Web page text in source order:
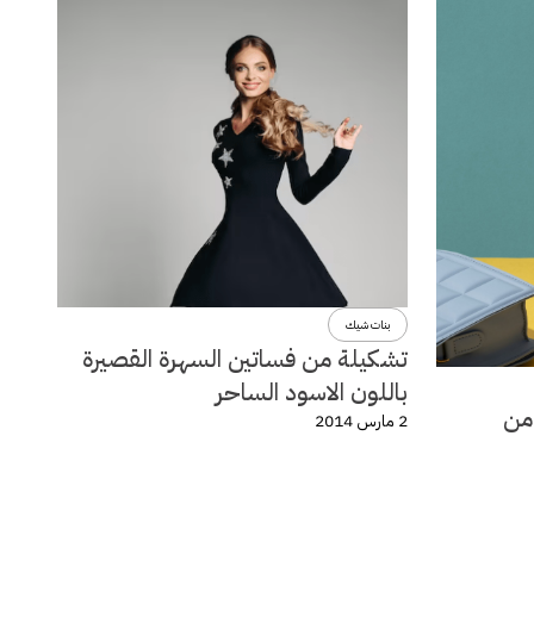
وصيف 2014 من
بنات شيك
تشكيلة من فساتين السهرة القصيرة
باللون الاسود الساحر
2 مارس 2014